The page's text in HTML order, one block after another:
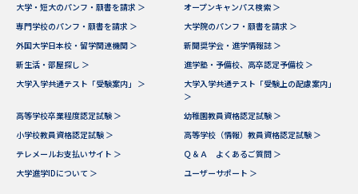
資料の料金の
お支払いについて
テレメール
お支払いサイト
個人情報取扱規定
テレメール進学カタログ
訂正のご案内
大学・短大のパンフ・願書を請求 ＞
オープンキャンパス検索 ＞
専門学校のパンフ・願書を請求 ＞
大学院のパンフ・願書を請求 ＞
外国大学日本校・留学関連機関 ＞
新聞奨学会・進学情報誌 ＞
新生活・部屋探し ＞
進学塾・予備校、高卒認定予備校 ＞
大学入学共通テスト「受験案内」 ＞
大学入学共通テスト「受験上の配慮案内」
＞
高等学校卒業程度認定試験 ＞
幼稚園教員資格認定試験 ＞
小学校教員資格認定試験 ＞
高等学校（情報）教員資格認定試験 ＞
テレメールお支払いサイト ＞
Ｑ＆Ａ よくあるご質問 ＞
大学進学IDについて ＞
ユーザーサポート ＞